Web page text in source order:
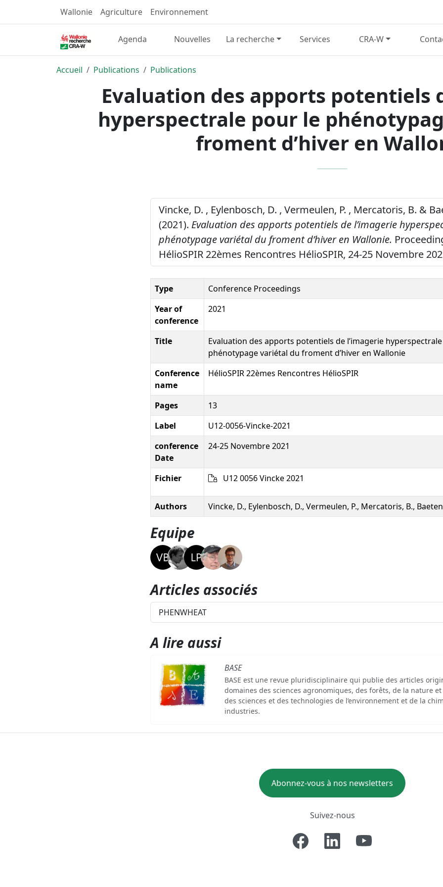
Wallonie Agriculture Environnement
Agenda Nouvelles La recherche Services CRA-W
Accueil Publications Publications
Evaluation des apports potentiels
hyperspectrale pour le
froment d’hiver en
Vincke, D. , Eylenbosch, D. , Vermeulen, P. , Mercatoris, B. &
(2021). Evaluation des apports potentiels de l’imagerie
phénotypage variétal du froment d’hiver en Wallonie.
HélioSPIR 22èmes Rencontres HélioSPIR, 24-25 Novembre
Type
Conference Proceedings
Year of
conference
2021
Title
Evaluation des apports potentiels de l’imagerie
phénotypage variétal du froment d’hiver en Wallonie
Conference
name
HélioSPIR 22èmes Rencontres HélioSPIR
Pages
13
Label
U12-0056-Vincke-2021
conference
Date
24-25 Novembre 2021
Fichier U12 0056 Vincke 2021
Authors Vincke, D., Eylenbosch, D., Vermeulen, P., Mercatoris, B.,
Equipe
Articles associés
PHENWHEAT
A lire aussi
BASE
BASE est une revue pluridisciplinaire qui publie des articles
domaines des sciences agronomiques, des forêts, de la nature et
des sciences et des technologies de l’environnement et de la
industries.
Abonnez-vous à nos newsletters
Suivez-nous